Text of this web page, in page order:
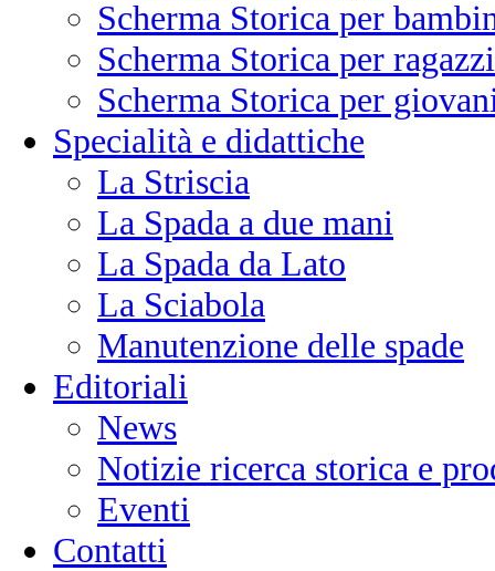
Scherma Storica per
Scherma Storica per ragazzi
Scherma Storica per
Specialità e didattiche
La Striscia
La Spada a due mani
La Spada da Lato
La Sciabola
Manutenzione delle spade
Editoriali
News
Notizie ricerca storica e
Eventi
Contatti